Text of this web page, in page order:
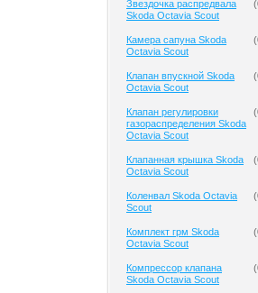
Звездочка распредвала
Skoda Octavia Scout
(
Камера сапуна Skoda
Octavia Scout
(
Клапан впускной Skoda
Octavia Scout
(
Клапан регулировки
газораспределения Skoda
Octavia Scout
(
Клапанная крышка Skoda
Octavia Scout
(
Коленвал Skoda Octavia
Scout
(
Комплект грм Skoda
Octavia Scout
(
Компрессор клапана
Skoda Octavia Scout
(